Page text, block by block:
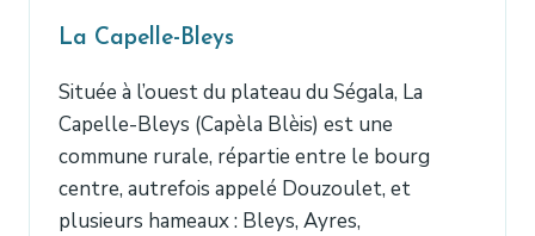
La Capelle-Bleys
Située à l’ouest du plateau du Ségala, La
Capelle-Bleys (Capèla Blèis) est une
commune rurale, répartie entre le bourg
centre, autrefois appelé Douzoulet, et
plusieurs hameaux : Bleys, Ayres,